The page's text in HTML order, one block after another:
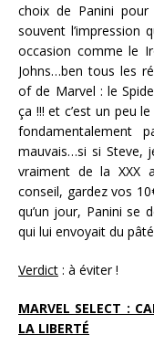
choix de Panini
souvent l’impression
occasion comme le
Johns…ben tous les
of de Marvel : le
ça !!! et c’est un peu
fondamentalement
mauvais…si si Steve,
vraiment de la XXX
conseil, gardez vos
qu’un jour, Panini se
qui lui envoyait du pâté
Verdict : à éviter !
MARVEL SELECT :
LA LIBERTÉ